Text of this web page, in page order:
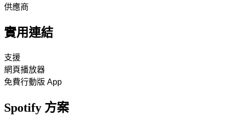
供應商
實用連結
支援
網頁播放器
免費行動版 App
Spotify 方案